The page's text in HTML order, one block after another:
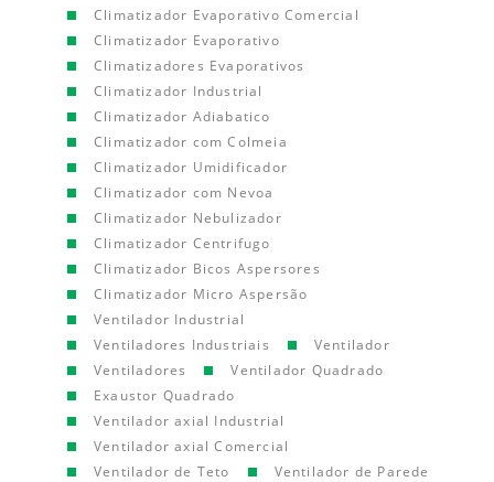
Climatizador Evaporativo Comercial
Climatizador Evaporativo
Climatizadores Evaporativos
Climatizador Industrial
Climatizador Adiabatico
Climatizador com Colmeia
Climatizador Umidificador
Climatizador com Nevoa
Climatizador Nebulizador
Climatizador Centrifugo
Climatizador Bicos Aspersores
Climatizador Micro Aspersão
Ventilador Industrial
Ventiladores Industriais
Ventilador
Ventiladores
Ventilador Quadrado
Exaustor Quadrado
Ventilador axial Industrial
Ventilador axial Comercial
Ventilador de Teto
Ventilador de Parede